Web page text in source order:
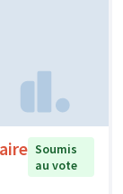
Soumis
au vote